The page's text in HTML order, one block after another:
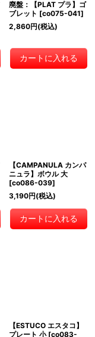
廃盤：【PLAT プラ】ゴ
ブレット [co075-041]
2,860円(税込)
カートに入れる
【CAMPANULA カンパ
ニュラ】ボウル 大
[co086-039]
3,190円(税込)
カートに入れる
【ESTUCO エスタコ】
プレート 小 [co083-